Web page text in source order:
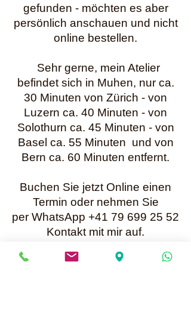
gefunden - möchten es aber
persönlich anschauen und nicht
online bestellen.
Sehr gerne, mein Atelier
befindet sich in Muhen, nur ca.
30 Minuten von Zürich - von
Luzern ca. 40 Minuten - von
Solothurn ca. 45 Minuten - von
Basel ca. 55 Minuten und von
Bern ca. 60 Minuten entfernt.
Buchen Sie jetzt Online einen
Termin oder nehmen Sie
per WhatsApp +41 79 699 25 52
Kontakt mit mir auf.
Bis bald Karin Müller